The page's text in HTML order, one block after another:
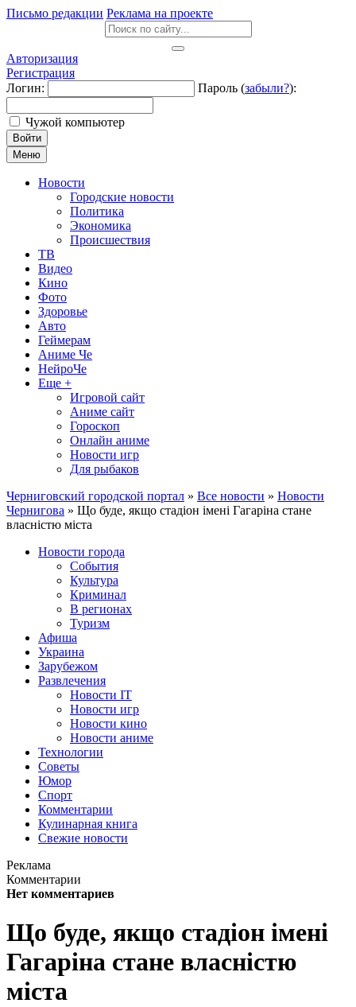
Письмо редакции Реклама на проекте
Авторизация
Регистрация
Логин:
Пароль (забыли?):
Чужой компьютер
Войти
Меню
Новости
Городские новости
Политика
Экономика
Происшествия
ТВ
Видео
Кино
Фото
Здоровье
Авто
Геймерам
Аниме Че
НейроЧе
Еще +
Игровой сайт
Аниме сайт
Гороскоп
Онлайн аниме
Новости игр
Для рыбаков
Черниговский городской портал » Все новости » Новости
Чернигова » Що буде, якщо стадіон імені Гагаріна стане
власністю міста
Новости города
События
Культура
Криминал
В регионах
Туризм
Афиша
Украина
Зарубежом
Развлечения
Новости IT
Новости игр
Новости кино
Новости аниме
Технологии
Советы
Юмор
Спорт
Комментарии
Кулинарная книга
Свежие новости
Реклама
Комментарии
Нет комментариев
Що буде, якщо стадіон імені
Гагаріна стане власністю
міста